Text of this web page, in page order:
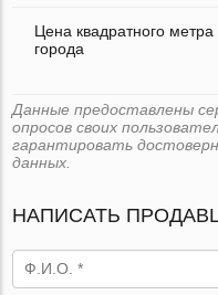
Цена квадратного метра
города
Данные предоставлены
опросов своих
гарантировать
данных.
НАПИСАТЬ